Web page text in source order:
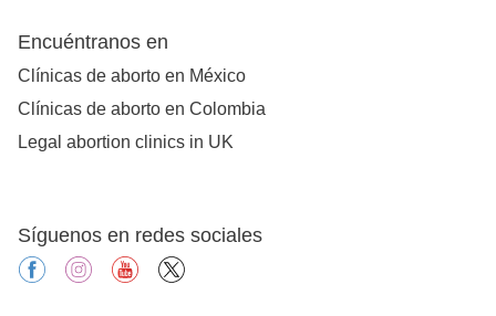
Encuéntranos en
Clínicas de aborto en México
Clínicas de aborto en Colombia
Legal abortion clinics in UK
Síguenos en redes sociales
facebookinstagramyoutube